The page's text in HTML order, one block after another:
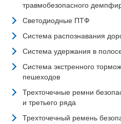
травмобезопасного
Светодиодные ПТФ
Система распознавания
Система удержания в
Система экстренного
пешеходов
Трехточечные ремни
и третьего ряда
Трехточечный ремень